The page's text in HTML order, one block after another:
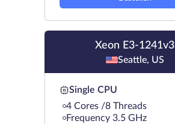
Xeon E3-1241v3
Seattle, US
Single CPU
4 Cores /8 Threads
Frequency 3.5 GHz